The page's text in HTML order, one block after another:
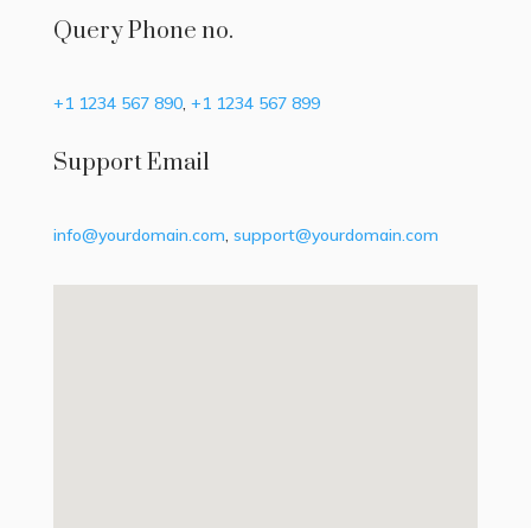
Query Phone no.
+1 1234 567 890, +1 1234 567 899
Support Email
info@yourdomain.com, support@yourdomain.com